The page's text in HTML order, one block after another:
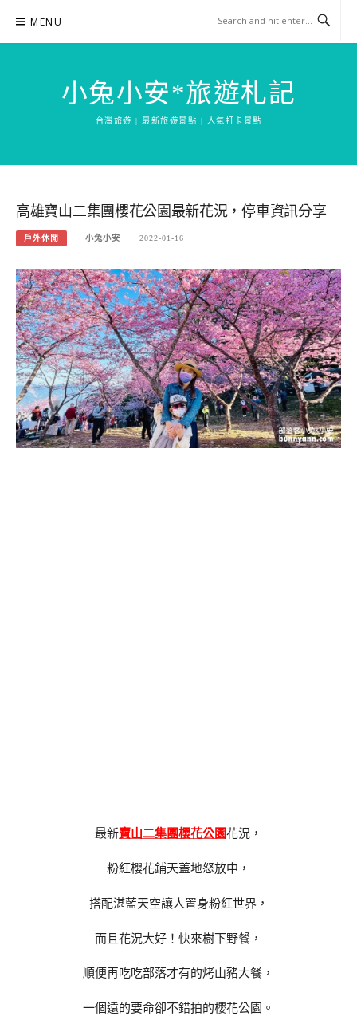
content
MENU
小兔小安*旅遊札記
台灣旅遊 | 最新旅遊景點 | 人氣打卡景點
高雄寶山二集團櫻花公園最新花況，停車資訊分享
戶外休閒 小兔小安 2022-01-16
最新寶山二集團櫻花公園花況，
粉紅櫻花鋪天蓋地怒放中，
搭配湛藍天空讓人置身粉紅世界，
而且花況大好！快來樹下野餐，
順便再吃吃部落才有的烤山豬大餐，
一個遠的要命卻不錯拍的櫻花公園。